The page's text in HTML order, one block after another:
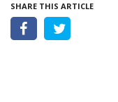
SHARE THIS ARTICLE